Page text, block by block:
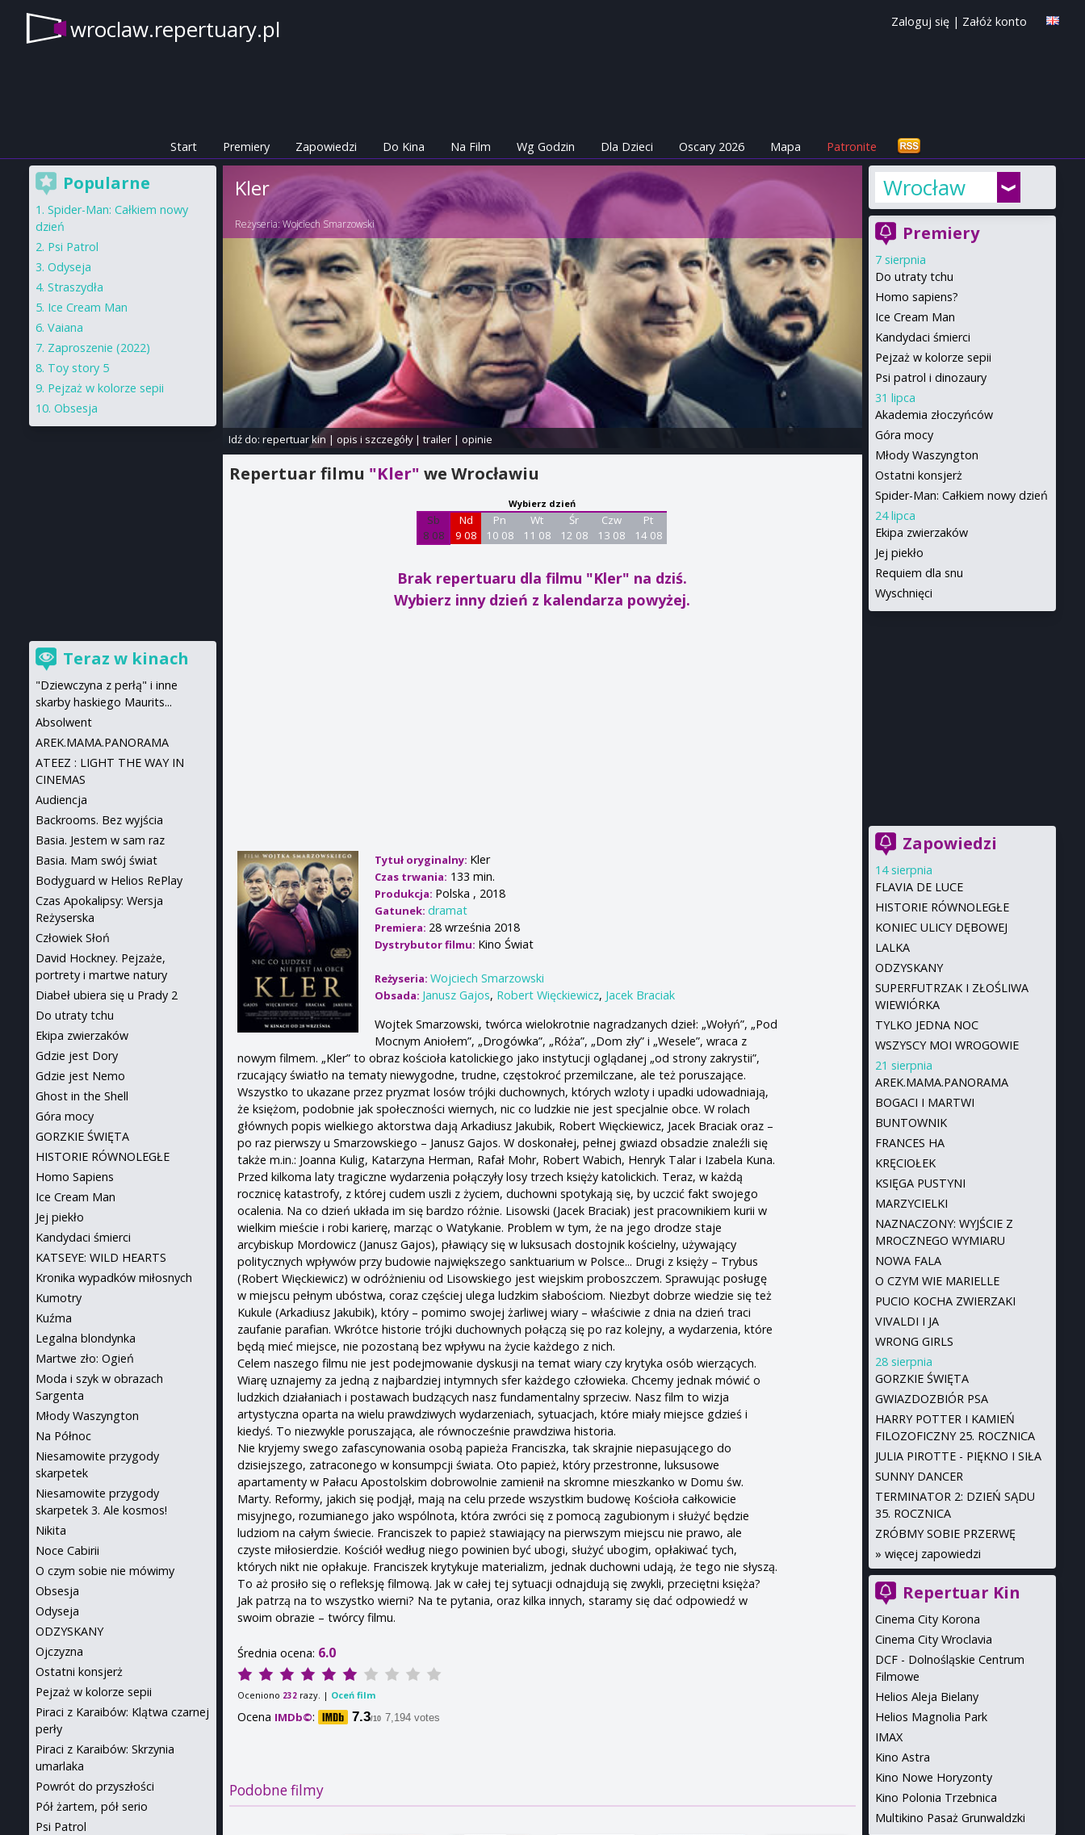
wroclaw.repertuary.pl Zaloguj się | Załóż konto
Start Premiery Zapowiedzi Do Kina Na Film Wg Godzin Dla Dzieci Oscary 2026 Mapa Patronite
Kler
Reżyseria:Wojciech Smarzowski
Idź do: repertuar kin | opis i szczegóły| trailer| opinie
Repertuar filmu "Kler"we Wrocławiu
Wybierz dzień
Sb
8 08
Nd
9 08
Pn
10 08
Wt
11 08
Śr
12 08
Czw
13 08
Pt
14 08
Brak repertuaru dla filmu "Kler" na dziś.
Wybierz inny dzień z kalendarza powyżej.
Tytuł oryginalny: Kler
Czas trwania: 133 min.
Produkcja: Polska , 2018
Gatunek:dramat
Premiera: 28 września 2018
Dystrybutor filmu: Kino Świat
Reżyseria:Wojciech Smarzowski
Obsada: Janusz Gajos, Robert Więckiewicz, Jacek Braciak
Wojtek Smarzowski, twórca wielokrotnie nagradzanych dzieł: „Wołyń”, „Pod
Mocnym Aniołem”, „Drogówka”, „Róża”, „Dom zły” i „Wesele”, wraca z
nowym filmem. „Kler” to obraz kościoła katolickiego jako instytucji oglądanej „od strony zakrystii”,
rzucający światło na tematy niewygodne, trudne, częstokroć przemilczane, ale też poruszające.
Wszystko to ukazane przez pryzmat losów trójki duchownych, których wzloty i upadki udowadniają,
że księżom, podobnie jak społeczności wiernych, nic co ludzkie nie jest specjalnie obce. W rolach
głównych popis wielkiego aktorstwa dają Arkadiusz Jakubik, Robert Więckiewicz, Jacek Braciak oraz –
po raz pierwszy u Smarzowskiego – Janusz Gajos. W doskonałej, pełnej gwiazd obsadzie znaleźli się
także m.in.: Joanna Kulig, Katarzyna Herman, Rafał Mohr, Robert Wabich, Henryk Talar i Izabela Kuna.
Przed kilkoma laty tragiczne wydarzenia połączyły losy trzech księży katolickich. Teraz, w każdą
rocznicę katastrofy, z której cudem uszli z życiem, duchowni spotykają się, by uczcić fakt swojego
ocalenia. Na co dzień układa im się bardzo różnie. Lisowski (Jacek Braciak) jest pracownikiem kurii w
wielkim mieście i robi karierę, marząc o Watykanie. Problem w tym, że na jego drodze staje
arcybiskup Mordowicz (Janusz Gajos), pławiący się w luksusach dostojnik kościelny, używający
politycznych wpływów przy budowie największego sanktuarium w Polsce... Drugi z księży – Trybus
(Robert Więckiewicz) w odróżnieniu od Lisowskiego jest wiejskim proboszczem. Sprawując posługę
w miejscu pełnym ubóstwa, coraz częściej ulega ludzkim słabościom. Niezbyt dobrze wiedzie się też
Kukule (Arkadiusz Jakubik), który – pomimo swojej żarliwej wiary – właściwie z dnia na dzień traci
zaufanie parafian. Wkrótce historie trójki duchownych połączą się po raz kolejny, a wydarzenia, które
będą mieć miejsce, nie pozostaną bez wpływu na życie każdego z nich.
Celem naszego filmu nie jest podejmowanie dyskusji na temat wiary czy krytyka osób wierzących.
Wiarę uznajemy za jedną z najbardziej intymnych sfer każdego człowieka. Chcemy jednak mówić o
ludzkich działaniach i postawach budzących nasz fundamentalny sprzeciw. Nasz film to wizja
artystyczna oparta na wielu prawdziwych wydarzeniach, sytuacjach, które miały miejsce gdzieś i
kiedyś. To niezwykle poruszająca, ale równocześnie prawdziwa historia.
Nie kryjemy swego zafascynowania osobą papieża Franciszka, tak skrajnie niepasującego do
dzisiejszego, zatraconego w konsumpcji świata. Oto papież, który przestronne, luksusowe
apartamenty w Pałacu Apostolskim dobrowolnie zamienił na skromne mieszkanko w Domu św.
Marty. Reformy, jakich się podjął, mają na celu przede wszystkim budowę Kościoła całkowicie
misyjnego, rozumianego jako wspólnota, która zwróci się z pomocą zagubionym i służyć będzie
ludziom na całym świecie. Franciszek to papież stawiający na pierwszym miejscu nie prawo, ale
czyste miłosierdzie. Kościół według niego powinien być ubogi, służyć ubogim, opłakiwać tych,
których nikt nie opłakuje. Franciszek krytykuje materializm, jednak duchowni udają, że tego nie słyszą.
To aż prosiło się o refleksję filmową. Jak w całej tej sytuacji odnajdują się zwykli, przeciętni księża?
Jak patrzą na to wszystko wierni? Na te pytania, oraz kilka innych, staramy się dać odpowiedź w
swoim obrazie – twórcy filmu.
Średnia ocena: 6.0
Oceniono 232 razy. | Oceń film
Ocena IMDb©: 7.3/10 7,194 votes
Podobne filmy
Wrocław
Premiery
7 sierpnia
Do utraty tchu
Homo sapiens?
Ice Cream Man
Kandydaci śmierci
Pejzaż w kolorze sepii
Psi patrol i dinozaury
31 lipca
Akademia złoczyńców
Góra mocy
Młody Waszyngton
Ostatni konsjerż
Spider-Man: Całkiem nowy dzień
24 lipca
Ekipa zwierzaków
Jej piekło
Requiem dla snu
Wyschnięci
Zapowiedzi
14 sierpnia
FLAVIA DE LUCE
HISTORIE RÓWNOLEGŁE
KONIEC ULICY DĘBOWEJ
LALKA
ODZYSKANY
SUPERFUTRZAK I ZŁOŚLIWA
WIEWIÓRKA
TYLKO JEDNA NOC
WSZYSCY MOI WROGOWIE
21 sierpnia
AREK.MAMA.PANORAMA
BOGACI I MARTWI
BUNTOWNIK
FRANCES HA
KRĘCIOŁEK
KSIĘGA PUSTYNI
MARZYCIELKI
NAZNACZONY: WYJŚCIE Z
MROCZNEGO WYMIARU
NOWA FALA
O CZYM WIE MARIELLE
PUCIO KOCHA ZWIERZAKI
VIVALDI I JA
WRONG GIRLS
28 sierpnia
GORZKIE ŚWIĘTA
GWIAZDOZBIÓR PSA
HARRY POTTER I KAMIEŃ
FILOZOFICZNY 25. ROCZNICA
JULIA PIROTTE - PIĘKNO I SIŁA
SUNNY DANCER
TERMINATOR 2: DZIEŃ SĄDU
35. ROCZNICA
ZRÓBMY SOBIE PRZERWĘ
» więcej zapowiedzi
Repertuar Kin
Cinema City Korona
Cinema City Wroclavia
DCF - Dolnośląskie Centrum
Filmowe
Helios Aleja Bielany
Helios Magnolia Park
IMAX
Kino Astra
Kino Nowe Horyzonty
Kino Polonia Trzebnica
Multikino Pasaż Grunwaldzki
Popularne
Spider-Man: Całkiem nowy
dzień
Psi Patrol
Odyseja
Straszydła
Ice Cream Man
Vaiana
Zaproszenie (2022)
Toy story 5
Pejzaż w kolorze sepii
Obsesja
Teraz w kinach
"Dziewczyna z perłą" i inne
skarby haskiego Maurits...
Absolwent
AREK.MAMA.PANORAMA
ATEEZ : LIGHT THE WAY IN
CINEMAS
Audiencja
Backrooms. Bez wyjścia
Basia. Jestem w sam raz
Basia. Mam swój świat
Bodyguard w Helios RePlay
Czas Apokalipsy: Wersja
Reżyserska
Człowiek Słoń
David Hockney. Pejzaże,
portrety i martwe natury
Diabeł ubiera się u Prady 2
Do utraty tchu
Ekipa zwierzaków
Gdzie jest Dory
Gdzie jest Nemo
Ghost in the Shell
Góra mocy
GORZKIE ŚWIĘTA
HISTORIE RÓWNOLEGŁE
Homo Sapiens
Ice Cream Man
Jej piekło
Kandydaci śmierci
KATSEYE: WILD HEARTS
Kronika wypadków miłosnych
Kumotry
Kuźma
Legalna blondynka
Martwe zło: Ogień
Moda i szyk w obrazach
Sargenta
Młody Waszyngton
Na Północ
Niesamowite przygody
skarpetek
Niesamowite przygody
skarpetek 3. Ale kosmos!
Nikita
Noce Cabirii
O czym sobie nie mówimy
Obsesja
Odyseja
ODZYSKANY
Ojczyzna
Ostatni konsjerż
Pejzaż w kolorze sepii
Piraci z Karaibów: Klątwa czarnej
perły
Piraci z Karaibów: Skrzynia
umarlaka
Powrót do przyszłości
Pół żartem, pół serio
Psi Patrol